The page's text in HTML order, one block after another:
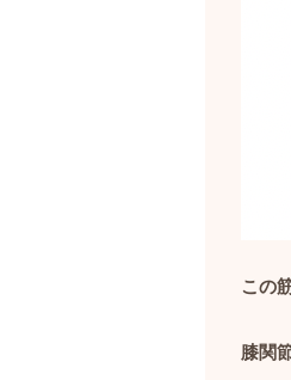
この
膝関